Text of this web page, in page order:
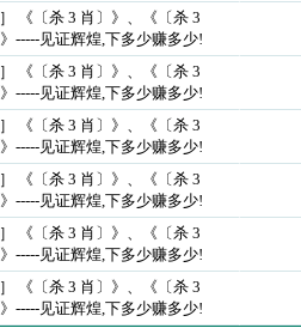
《〔杀 3 肖〕》、《〔杀 3
-----见证辉煌,下多少赚多少!
《〔杀 3 肖〕》、《〔杀 3
-----见证辉煌,下多少赚多少!
《〔杀 3 肖〕》、《〔杀 3
-----见证辉煌,下多少赚多少!
《〔杀 3 肖〕》、《〔杀 3
-----见证辉煌,下多少赚多少!
《〔杀 3 肖〕》、《〔杀 3
-----见证辉煌,下多少赚多少!
《〔杀 3 肖〕》、《〔杀 3
-----见证辉煌,下多少赚多少!